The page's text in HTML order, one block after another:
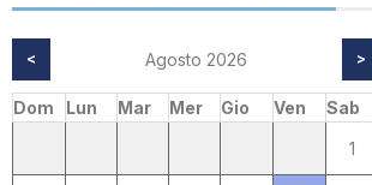
< Agosto 2026 >
Dom Lun Mar Mer Gio Ven
Sab
1